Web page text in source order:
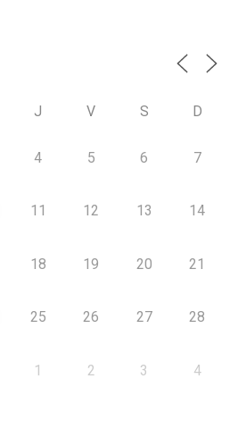
J V S D
4 5 6 7
11 12 13 14
18 19 20 21
25 26 27 28
1 2 3 4